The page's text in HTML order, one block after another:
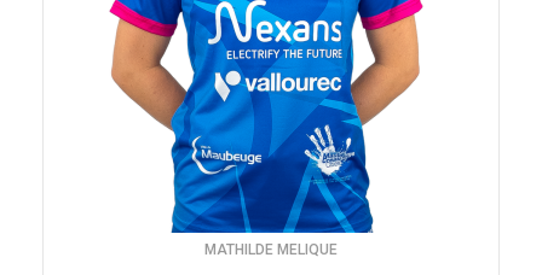
MATHILDE MELIQUE